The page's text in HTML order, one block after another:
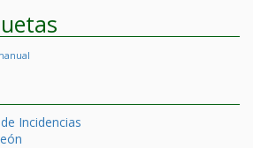
Incidencias